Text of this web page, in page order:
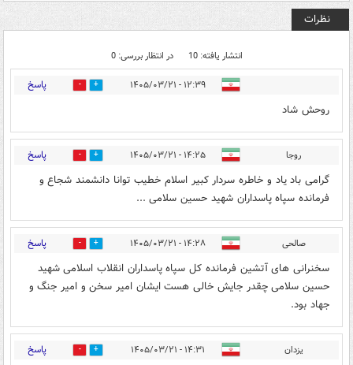
نظرات
انتشار یافته: 10 در انتظار بررسی: 0
۱۲:۳۹ - ۱۴۰۵/۰۳/۲۱ 2 پاسخ
روحش شاد
روجا ۱۴:۲۵ - ۱۴۰۵/۰۳/۲۱ 2 پاسخ
گرامی باد یاد و خاطره سردار کبیر اسلام خطیب توانا دانشمند شجاع و
فرمانده سپاه پاسداران شهید حسین سلامی ...
صالحی ۱۴:۲۸ - ۱۴۰۵/۰۳/۲۱ 0 پاسخ
سخنرانی های آتشین فرمانده کل سپاه پاسداران انقلاب اسلامی شهید
حسین سلامی چقدر جایش خالی هست ایشان امیر سخن و امیر جنگ و
جهاد بود.
یزدان ۱۴:۳۱ - ۱۴۰۵/۰۳/۲۱ 0 پاسخ